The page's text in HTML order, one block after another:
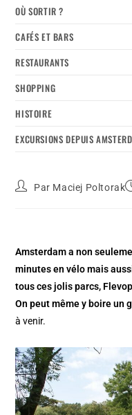
OÙ SORTIR ?
CAFÉS ET BARS
RESTAURANTS
SHOPPING
HISTOIRE
EXCURSIONS DEPUIS
Par Maciej Poltorak
Amsterdam a non
minutes en vélo mais
tous ces jolis parcs,
On peut même y boire un
à venir.